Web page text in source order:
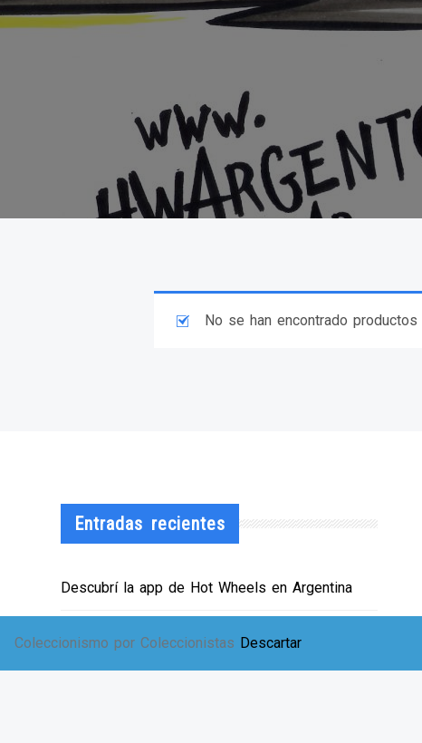
Coleccionismo por Coleccionistas Descartar
No se han encontrado
Entradas recientes
Descubrí la app de Hot Wheels en Argentina
EXPO SOLIDARIA